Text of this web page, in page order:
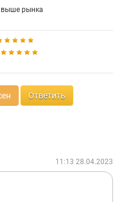
выше рынка
Ответить
11:13 28.04.2023